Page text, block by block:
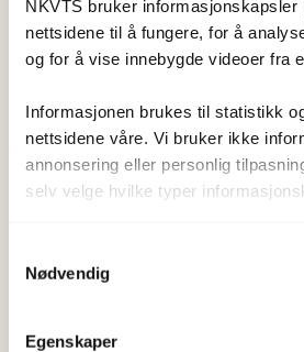
NKVTS bruker
nettsidene til å fungere, for å
og for å vise innebygde videoer fra
Informasjonen brukes til statistikk
nettsidene våre. Vi bruker ikke
annonsering eller personlig
selv velge hvilke typer
Nødvendig
Egenskaper
til å forebygge og redusere de
sosiale konsekvensene som
stress kan medføre.
Om oss
Ansatte
Publikasjoner
Seminarer og arrangementer